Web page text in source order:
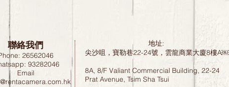
聯絡我們
26562046
93282046
Email
地址:
尖沙咀，寶勒巷22-24號，雲龍商業大廈8樓A￼
8A, 8/F Valiant Commercial Building, 22-24
Prat Avenue, Tsim Sha Tsui